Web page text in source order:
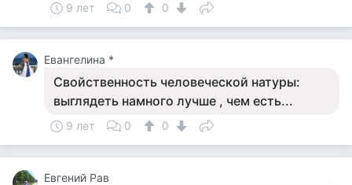
9 лет 0 0
Евангелина *
Свойственность человеческой натуры:
выглядеть намного лучше , чем есть...
9 лет 0 0
Евгений Рав